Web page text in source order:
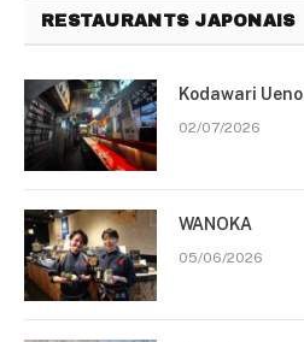
RESTAURANTS JAPONAIS
Kodawari Ueno
02/07/2026
WANOKA
05/06/2026